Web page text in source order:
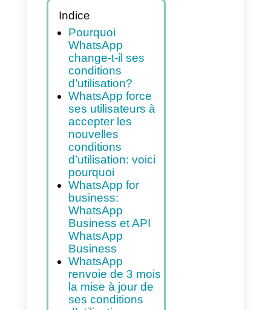
mise à jour des conditions
d’utilisation de WhatsApp
Indice
Pourquoi
WhatsApp
change-t-il ses
conditions
d’utilisation?
WhatsApp force
ses utilisateurs à
accepter les
nouvelles
conditions
d’utilisation: voici